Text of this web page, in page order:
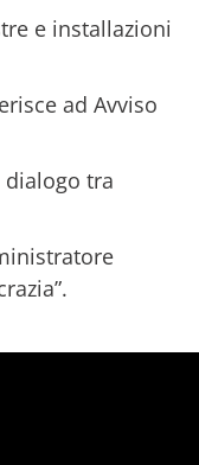
e installazioni
ad Avviso
dialogo tra